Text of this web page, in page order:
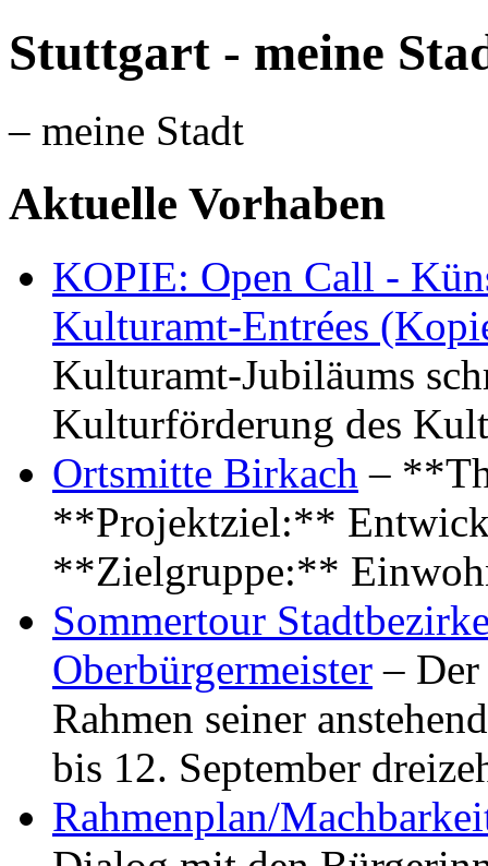
Stuttgart - meine
– meine Stadt
Aktuelle Vorhaben
KOPIE: Open Call -
Kulturamt-Entrées
Kulturamt-Jubiläums
Kulturförderung des
Ortsmitte Birkach –
**Projektziel:**
**Zielgruppe:**
Sommertour
Oberbürgermeister –
Rahmen seiner
bis 12. September
Rahmenplan/